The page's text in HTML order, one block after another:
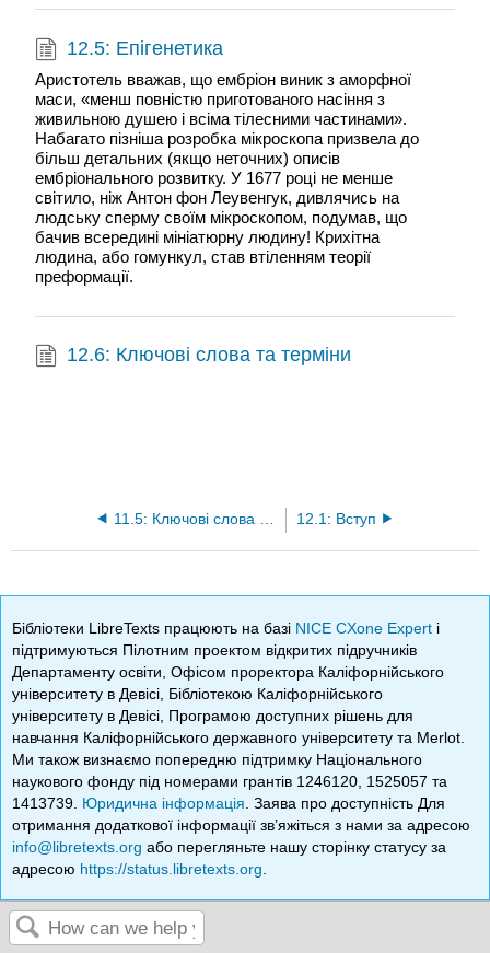
12.5: Епігенетика
Аристотель вважав, що ембріон виник з аморфної
маси, «менш повністю приготованого насіння з
живильною душею і всіма тілесними частинами».
Набагато пізніша розробка мікроскопа призвела до
більш детальних (якщо неточних) описів
ембріонального розвитку. У 1677 році не менше
світило, ніж Антон фон Леувенгук, дивлячись на
людську сперму своїм мікроскопом, подумав, що
бачив всередині мініатюрну людину! Крихітна
людина, або гомункул, став втіленням теорії
преформації.
12.6: Ключові слова та терміни
12.1: Вступ
Бібліотеки LibreTexts працюють на базі NICE CXone Expert і
підтримуються Пілотним проектом відкритих підручників
Департаменту освіти, Офісом проректора Каліфорнійського
університету в Девісі, Бібліотекою Каліфорнійського
університету в Девісі, Програмою доступних рішень для
навчання Каліфорнійського державного університету та Merlot.
Ми також визнаємо попередню підтримку Національного
наукового фонду під номерами грантів 1246120, 1525057 та
1413739. Юридична інформація . Заява про доступність Для
отримання додаткової інформації зв’яжіться з нами за адресою
info@libretexts.org або перегляньте нашу сторінку статусу за
адресою https://status.libretexts.org